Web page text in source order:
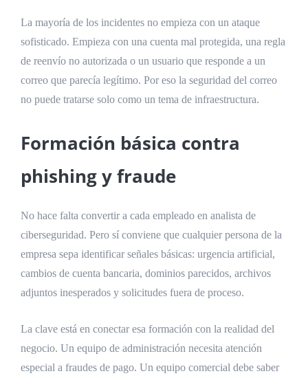
La mayoría de los incidentes no empieza con un ataque
sofisticado. Empieza con una cuenta mal protegida, una regla
de reenvío no autorizada o un usuario que responde a un
correo que parecía legítimo. Por eso la seguridad del correo
no puede tratarse solo como un tema de infraestructura.
Formación básica contra
phishing y fraude
No hace falta convertir a cada empleado en analista de
ciberseguridad. Pero sí conviene que cualquier persona de la
empresa sepa identificar señales básicas: urgencia artificial,
cambios de cuenta bancaria, dominios parecidos, archivos
adjuntos inesperados y solicitudes fuera de proceso.
La clave está en conectar esa formación con la realidad del
negocio. Un equipo de administración necesita atención
especial a fraudes de pago. Un equipo comercial debe saber